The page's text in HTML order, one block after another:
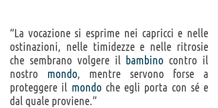
“La vocazione si esprime nei capricci e nelle
ostinazioni, nelle timidezze e nelle ritrosie
che sembrano volgere il bambino contro il
nostro mondo, mentre servono forse a
proteggere il mondo che egli porta con sé e
dal quale proviene.”